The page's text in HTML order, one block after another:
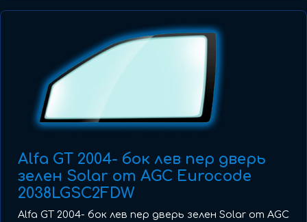
Alfa GT 2004- бок лев пер дверь
зелен Solar от AGC Eurocode
2038LGSC2FDW
Alfa GT 2004- бок лев пер дверь зелен Solar от AGC